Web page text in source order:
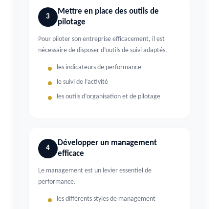
3
Mettre en place des outils de
pilotage
Pour piloter son entreprise efficacement, il est
nécessaire de disposer d’outils de suivi adaptés.
les indicateurs de performance
le suivi de l’activité
les outils d’organisation et de pilotage
4
Développer un management
efficace
Le management est un levier essentiel de
performance.
les différents styles de management